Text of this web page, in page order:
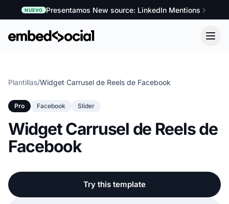
NUEVO Presentamos New source: LinkedIn Mentions
Plantillas/Widget Carrusel de Reels de Facebook
Pro Facebook Slider
Widget Carrusel de Reels de
Facebook
Try this template